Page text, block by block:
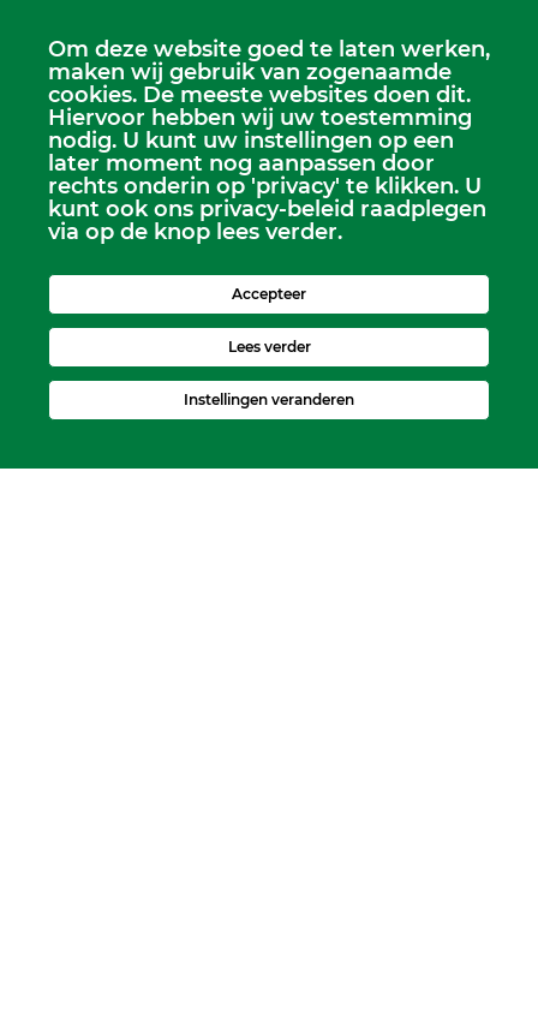
Scriba
Dhr. Leen Kruithof
scriba@kerkheerjansdam.nl
Om deze website goed te laten werken,
maken wij gebruik van zogenaamde
cookies. De meeste websites doen dit.
Hiervoor hebben wij uw toestemming
nodig. U kunt uw instellingen op een
later moment nog aanpassen door
rechts onderin op 'privacy' te klikken. U
kunt ook ons privacy-beleid raadplegen
via op de knop lees verder.
Accepteer
Lees verder
Instellingen veranderen